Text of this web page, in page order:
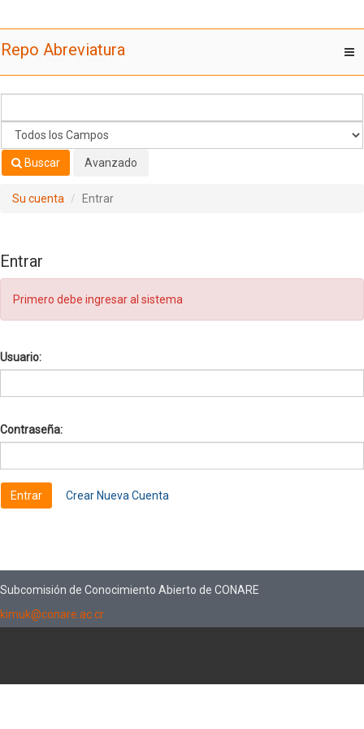
Repo Abreviatura
Buscar Avanzado
Su cuenta Entrar
Entrar
Primero debe ingresar al sistema
Usuario:
Contraseña:
Crear Nueva Cuenta
Subcomisión de Conocimiento Abierto de CONARE
kimuk@conare.ac.cr